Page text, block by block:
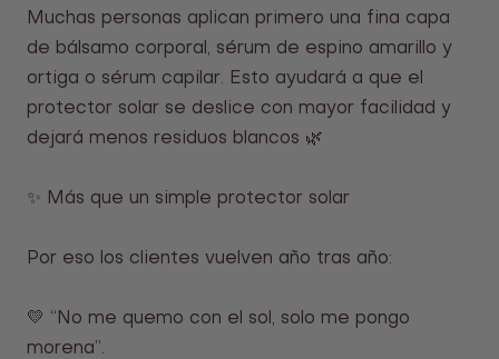
Muchas personas aplican primero una fina capa
de bálsamo corporal, sérum de espino amarillo y
ortiga o sérum capilar. Esto ayudará a que el
protector solar se deslice con mayor facilidad y
dejará menos residuos blancos 🌿
✨ Más que un simple protector solar
Por eso los clientes vuelven año tras año:
💛 “No me quemo con el sol, solo me pongo
morena”.